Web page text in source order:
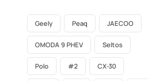
Geely Peaq JAECOO
OMODA 9 PHEV Seltos
Polo #2 CX-30